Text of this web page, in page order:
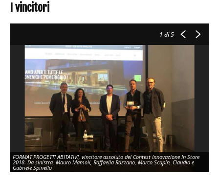
I vincitori
1 di 5
FORMAT PROGETTI ABITATIVI, vincitore assoluto del Contest Innovazione In Store
2018. Da sinistra, Mauro Mamoli, Raffaella Razzano, Marco Scapin, Claudio e
Gabriele Spinello